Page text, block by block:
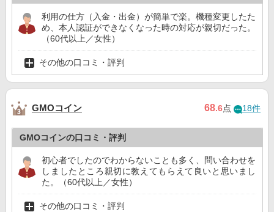
利用の仕方（入金・出金）が簡単で楽。機種変更したた
め、本人認証ができなくなった時の対応が親切だった。
（60代以上／女性）
その他の口コミ・評判
GMOコイン 68.6点 18件
GMOコインの口コミ・評判
初心者でしたのでわからないことも多く、問い合わせを
しましたところ親切に教えてもらえて良いと思いまし
た。（60代以上／女性）
その他の口コミ・評判